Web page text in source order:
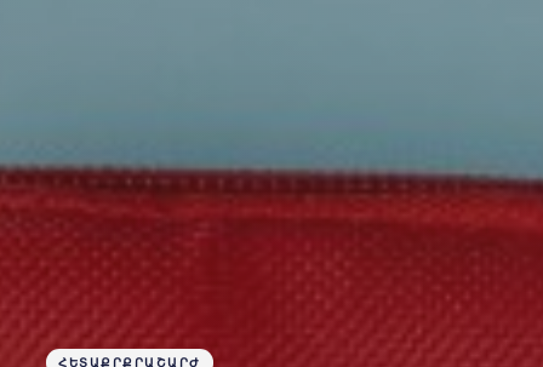
ՀԵՏԱՔՐՔՐԱՇԱՐԺ